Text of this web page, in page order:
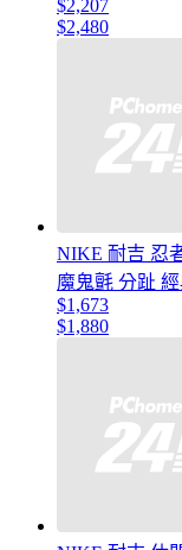
$2,207
$2,480
NIKE 耐吉 忍
魔鬼氈 分趾 經
$1,673
$1,880